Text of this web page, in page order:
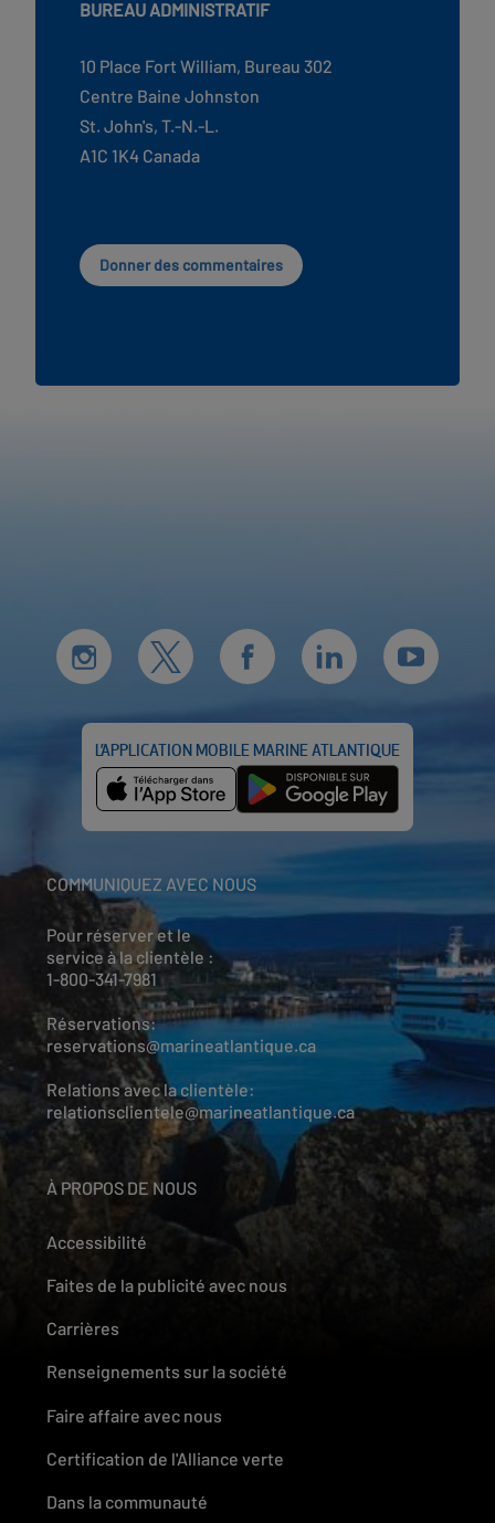
BUREAU ADMINISTRATIF
10 Place Fort William, Bureau 302
Centre Baine Johnston
St. John's, T.-N.-L.
A1C 1K4 Canada
Donner des commentaires
L’APPLICATION MOBILE MARINE ATLANTIQUE
COMMUNIQUEZ AVEC NOUS
Pour réserver et le
service à la clientèle :
1-800-341-7981
Réservations:
reservations@marineatlantique.ca
Relations avec la clientèle:
relationsclientele@marineatlantique.ca
À PROPOS DE NOUS
Accessibilité
Faites de la publicité avec nous
Carrières
Renseignements sur la société
Faire affaire avec nous
Certification de l'Alliance verte
Dans la communauté